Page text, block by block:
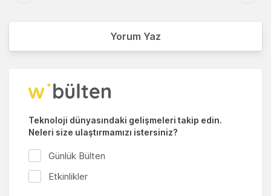
Yorum Yaz
Teknoloji dünyasındaki gelişmeleri takip edin.
Neleri size ulaştırmamızı istersiniz?
Günlük Bülten
Etkinlikler